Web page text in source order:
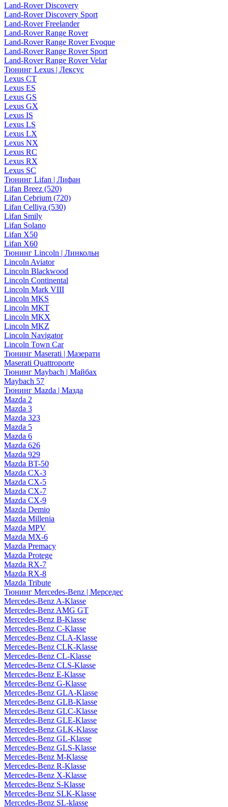
Land-Rover Discovery
Land-Rover Discovery Sport
Land-Rover Freelander
Land-Rover Range Rover
Land-Rover Range Rover Evoque
Land-Rover Range Rover Sport
Land-Rover Range Rover Velar
Тюнинг Lexus | Лексус
Lexus CT
Lexus ES
Lexus GS
Lexus GX
Lexus IS
Lexus LS
Lexus LX
Lexus NX
Lexus RC
Lexus RX
Lexus SC
Тюнинг Lifan | Лифан
Lifan Breez (520)
Lifan Cebrium (720)
Lifan Celliya (530)
Lifan Smily
Lifan Solano
Lifan X50
Lifan X60
Тюнинг Lincoln | Линкольн
Lincoln Aviator
Lincoln Blackwood
Lincoln Continental
Lincoln Mark VIII
Lincoln MKS
Lincoln MKT
Lincoln MKX
Lincoln MKZ
Lincoln Navigator
Lincoln Town Car
Тюнинг Maserati | Мазерати
Maserati Quattroporte
Тюнинг Maybach | Майбах
Maybach 57
Тюнинг Mazda | Мазда
Mazda 2
Mazda 3
Mazda 323
Mazda 5
Mazda 6
Mazda 626
Mazda 929
Mazda BT-50
Mazda CX-3
Mazda CX-5
Mazda CX-7
Mazda CX-9
Mazda Demio
Mazda Millenia
Mazda MPV
Mazda MX-6
Mazda Premacy
Mazda Protege
Mazda RX-7
Mazda RX-8
Mazda Tribute
Тюнинг Mercedes-Benz | Мерседес
Mercedes-Benz A-Klasse
Mercedes-Benz AMG GT
Mercedes-Benz B-Klasse
Mercedes-Benz C-Klasse
Mercedes-Benz CLA-Klasse
Mercedes-Benz CLK-Klasse
Mercedes-Benz CL-Klasse
Mercedes-Benz CLS-Klasse
Mercedes-Benz E-Klasse
Mercedes-Benz G-Klasse
Mercedes-Benz GLA-Klasse
Mercedes-Benz GLB-Klasse
Mercedes-Benz GLC-Klasse
Mercedes-Benz GLE-Klasse
Mercedes-Benz GLK-Klasse
Mercedes-Benz GL-Klasse
Mercedes-Benz GLS-Klasse
Mercedes-Benz M-Klasse
Mercedes-Benz R-Klasse
Mercedes-Benz X-Klasse
Mercedes-Benz S-Klasse
Mercedes-Benz SLK-Klasse
Mercedes-Benz SL-klasse